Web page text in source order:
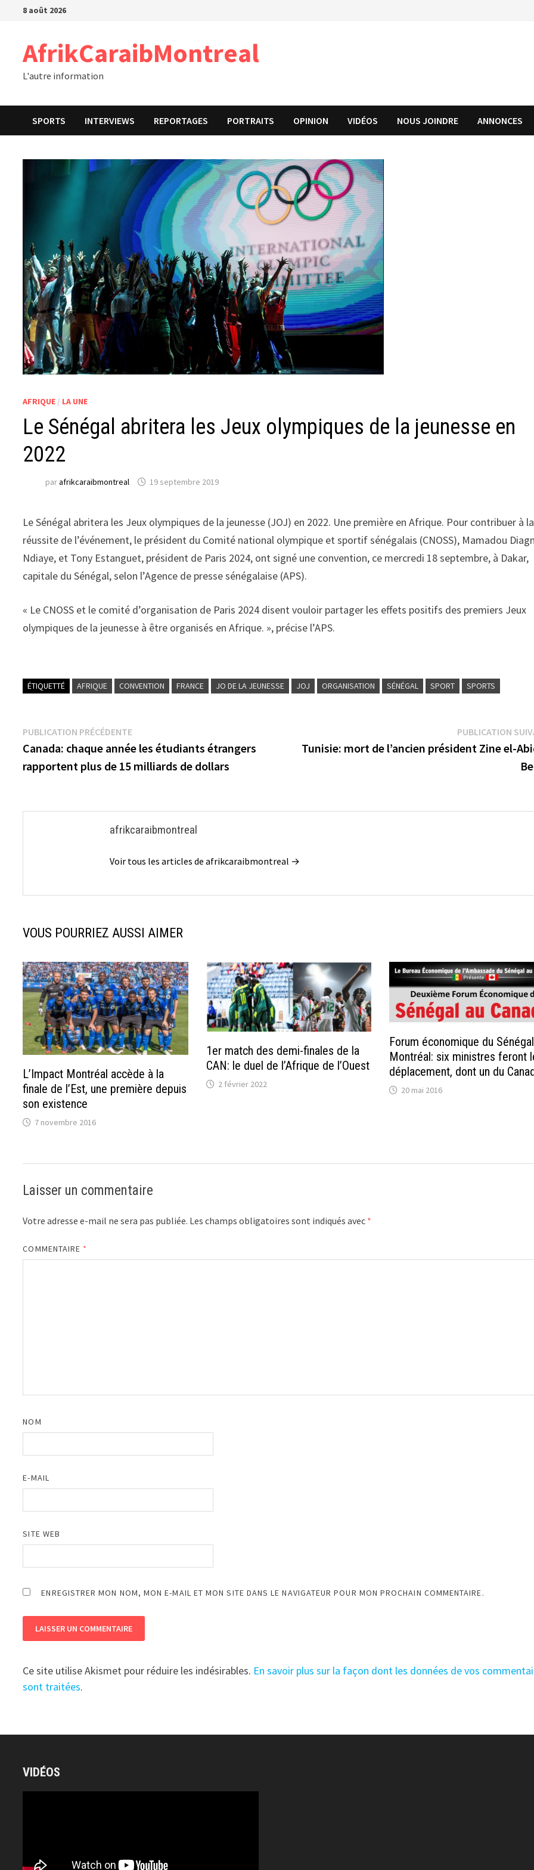
Passer8 août 2026
AfrikCaraibMontreal
L'autre information
SPORTS INTERVIEWS REPORTAGES PORTRAITS OPINION VIDÉOS NOUS JOINDRE ANNONCES
AFRIQUE / LA UNE
Le Sénégal abritera les Jeux olympiques de la jeunesse en
2022
parafrikcaraibmontreal 19 septembre 2019
Le Sénégal abritera les Jeux olympiques de la jeunesse (JOJ) en 2022. Une première en Afrique. Pour contribuer à la
réussite de l’événement, le président du Comité national olympique et sportif sénégalais (CNOSS), Mamadou
Ndiaye, et Tony Estanguet, président de Paris 2024, ont signé une convention, ce mercredi 18 septembre, à Dakar,
capitale du Sénégal, selon l’Agence de presse sénégalaise (APS).
« Le CNOSS et le comité d’organisation de Paris 2024 disent vouloir partager les effets positifs des premiers Jeux
olympiques de la jeunesse à être organisés en Afrique. », précise l’APS.
ÉTIQUETTÉ AFRIQUE CONVENTION FRANCE JO DE LA JEUNESSE JOJ ORGANISATION SÉNÉGAL SPORT SPORTS
Navigation
de
l’article
PUBLICATION PRÉCÉDENTEPublication
précédente :
Canada: chaque année les étudiants étrangers
rapportent plus de 15 milliards de dollars
PUBLICATION
Tunisie: mort de l’ancien président Zine el-
afrikcaraibmontreal
Voir tous les articles de afrikcaraibmontreal →
VOUS POURRIEZ AUSSI AIMER
L’Impact Montréal accède à la
finale de l’Est, une première depuis
son existence
7 novembre 2016
1er match des demi-finales de la
CAN: le duel de l’Afrique de l’Ouest
2 février 2022
Forum économique du
Montréal: six ministres feront
déplacement, dont un du
20 mai 2016
Laisser un commentaire
Votre adresse e-mail ne sera pas publiée. Les champs obligatoires sont indiqués avec *
COMMENTAIRE *
NOM
E-MAIL
SITE WEB
ENREGISTRER MON NOM, MON E-MAIL ET MON SITE DANS LE NAVIGATEUR POUR MON PROCHAIN COMMENTAIRE.
Ce site utilise Akismet pour réduire les indésirables. En savoir plus sur la façon dont les données de vos
sont traitées.
VIDÉOS